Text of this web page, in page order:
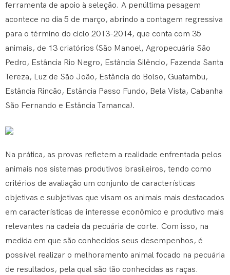
ferramenta de apoio à seleção. A penúltima pesagem
acontece no dia 5 de março, abrindo a contagem regressiva
para o término do ciclo 2013-2014, que conta com 35
animais, de 13 criatórios (São Manoel, Agropecuária São
Pedro, Estância Rio Negro, Estância Silêncio, Fazenda Santa
Tereza, Luz de São João, Estância do Bolso, Guatambu,
Estância Rincão, Estância Passo Fundo, Bela Vista, Cabanha
São Fernando e Estância Tamanca).
Na prática, as provas refletem a realidade enfrentada pelos
animais nos sistemas produtivos brasileiros, tendo como
critérios de avaliação um conjunto de características
objetivas e subjetivas que visam os animais mais destacados
em características de interesse econômico e produtivo mais
relevantes na cadeia da pecuária de corte. Com isso, na
medida em que são conhecidos seus desempenhos, é
possível realizar o melhoramento animal focado na pecuária
de resultados, pela qual são tão conhecidas as raças.